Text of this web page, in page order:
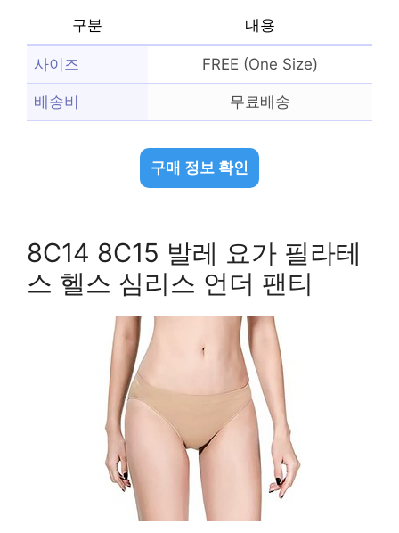
구분 내용
사이즈 FREE (One Size)
배송비 무료배송
구매 정보 확인
8C14 8C15 발레 요가 필라테
스 헬스 심리스 언더 팬티